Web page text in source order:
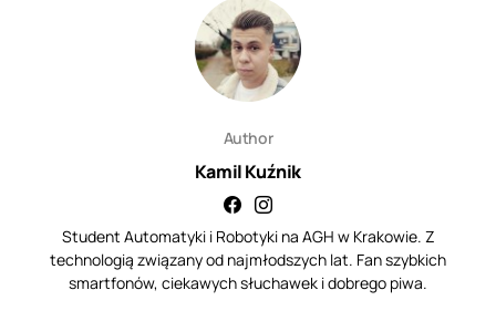
Author
Kamil Kuźnik
Student Automatyki i Robotyki na AGH w Krakowie. Z
technologią związany od najmłodszych lat. Fan szybkich
smartfonów, ciekawych słuchawek i dobrego piwa.